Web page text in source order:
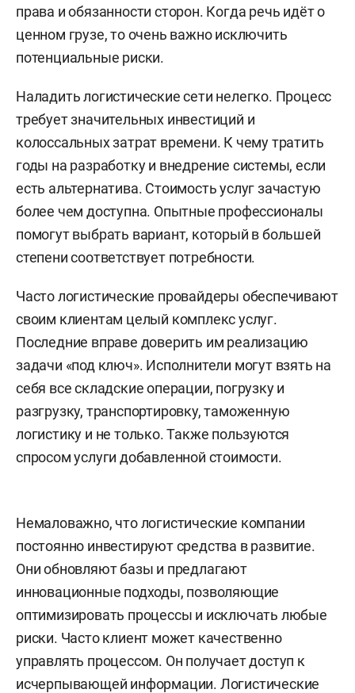
права и обязанности сторон. Когда речь идёт о
ценном грузе, то очень важно исключить
потенциальные риски.
Наладить логистические сети нелегко. Процесс
требует значительных инвестиций и
колоссальных затрат времени. К чему тратить
годы на разработку и внедрение системы, если
есть альтернатива. Стоимость услуг зачастую
более чем доступна. Опытные профессионалы
помогут выбрать вариант, который в большей
степени соответствует потребности.
Часто логистические провайдеры обеспечивают
своим клиентам целый комплекс услуг.
Последние вправе доверить им реализацию
задачи «под ключ». Исполнители могут взять на
себя все складские операции, погрузку и
разгрузку, транспортировку, таможенную
логистику и не только. Также пользуются
спросом услуги добавленной стоимости.
Немаловажно, что логистические компании
постоянно инвестируют средства в развитие.
Они обновляют базы и предлагают
инновационные подходы, позволяющие
оптимизировать процессы и исключать любые
риски. Часто клиент может качественно
управлять процессом. Он получает доступ к
исчерпывающей информации. Логистические